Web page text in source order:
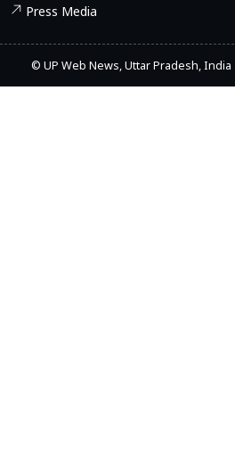
Press Media
© UP Web News, Uttar Pradesh,